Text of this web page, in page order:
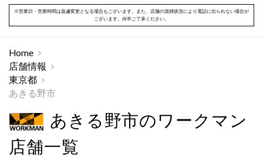
※営業日・営業時間は急遽変更となる場合もございます。また、店舗の混雑状況により電話に出られない場合が
ございます。何卒ご了承ください。
Home
店舗情報
東京都
あきる野市
あきる野市のワークマン
店舗一覧